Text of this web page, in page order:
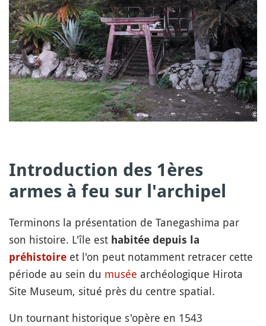
Introduction des 1ères
armes à feu sur l'archipel
Terminons la présentation de Tanegashima par
son histoire. L'île est habitée depuis la
préhistoire et l'on peut notamment retracer cette
période au sein du musée archéologique Hirota
Site Museum, situé près du centre spatial.
Un tournant historique s'opère en 1543